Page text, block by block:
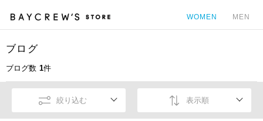
WOMEN MEN
ブログ
ブログ数 1件
絞り込む 表示順